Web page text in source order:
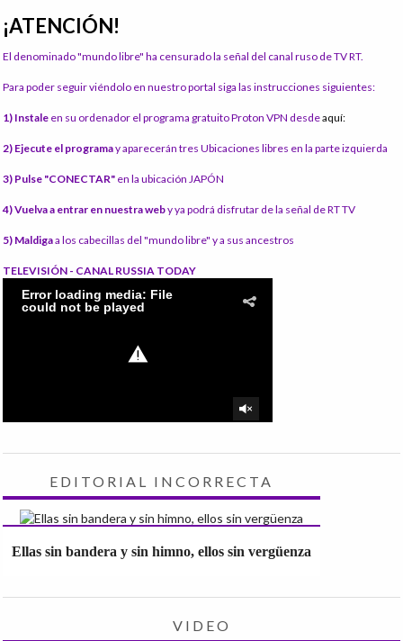
¡ATENCIÓN!
El denominado "mundo libre" ha censurado la señal del canal ruso de TV RT.
Para poder seguir viéndolo en nuestro portal siga las instrucciones siguientes:
1) Instale en su ordenador el programa gratuito Proton VPN desdeaquí:
2) Ejecute el programay aparecerán tres Ubicaciones libres en la parte izquierda
3) Pulse "CONECTAR" en la ubicación JAPÓN
4) Vuelva a entrar en nuestra weby ya podrá disfrutar de la señal de RT TV
5) Maldigaa los cabecillas del "mundo libre" y a sus ancestros
TELEVISIÓN - CANAL RUSSIA TODAY
EDITORIAL INCORRECTA
Ellas sin bandera y sin himno, ellos sin vergüenza
VIDEO